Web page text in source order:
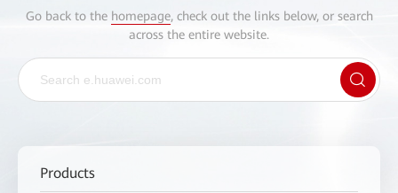
Go back to the homepage, check out the links below, or search
across the entire website.
Products